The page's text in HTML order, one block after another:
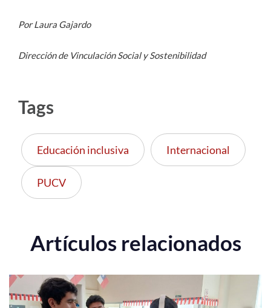
Por Laura Gajardo
Dirección de Vinculación Social y Sostenibilidad
Tags
Educación inclusiva Internacional
PUCV
Artículos relacionados